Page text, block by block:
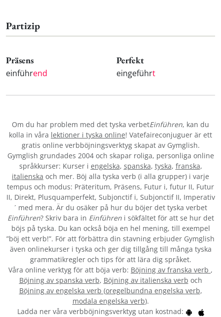
Partizip
Präsens
einführend
Perfekt
eingeführt
Om du har problem med det tyska verbetEinführen, kan du
kolla in våra lektioner i tyska online! Vatefaireconjuguer är ett
gratis online verbböjningsverktyg skapat av Gymglish.
Gymglish grundades 2004 och skapar roliga, personliga online
språkkurser: Kurser i engelska, spanska, tyska, franska,
italienska och mer. Böj alla tyska verb (i alla grupper) i varje
tempus och modus: Präteritum, Präsens, Futur i, futur II, Futur
II, Direkt, Plusquamperfekt, Subjonctif i, Subjonctif II, Imperativ
´ med mera. Är du osäker på hur du böjer det tyska verbet
Einführen? Skriv bara in Einführeni sökfältet för att se hur det
böjs på tyska. Du kan också böja en hel mening, till exempel
”böj ett verb!”. För att förbättra din stavning erbjuder Gymglish
även onlinekurser i tyska och ger dig tillgång till många tyska
grammatikregler och tips för att lära dig språket.
Våra online verktyg för att böja verb: Böjning av franska verb ,
Böjning av spanska verb, Böjning av italienska verb och
Böjning av engelska verb (oregelbundna engelska verb,
modala engelska verb).
Ladda ner våra verbböjningsverktyg utan kostnad: